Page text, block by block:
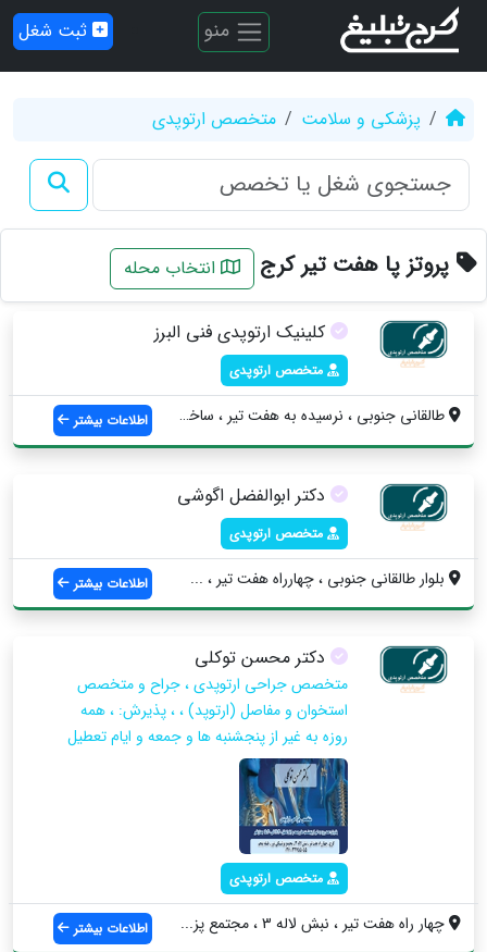
منو ثبت شغل
پزشکی و سلامت متخصص ارتوپدی
پروتز پا هفت تیر کرج انتخاب محله
کلینیک ارتوپدی فنی البرز
متخصص ارتوپدی
طالقانی جنوبی ، نرسیده به هفت تیر ، ساخت... اطلاعات بیشتر
دکتر ابوالفضل اگوشی
متخصص ارتوپدی
بلوار طالقانی جنوبی ، چهارراه هفت تیر ، ... اطلاعات بیشتر
دکتر محسن توکلی
متخصص جراحی ارتوپدی ، جراح و متخصص
استخوان و مفاصل (ارتوپد) ، ، پذیرش: ، همه
روزه به غیر از پنجشنبه ها و جمعه و ایام تعطیل
متخصص ارتوپدی
چهار راه هفت تیر ، نبش لاله 3 ، مجتمع پز... اطلاعات بیشتر